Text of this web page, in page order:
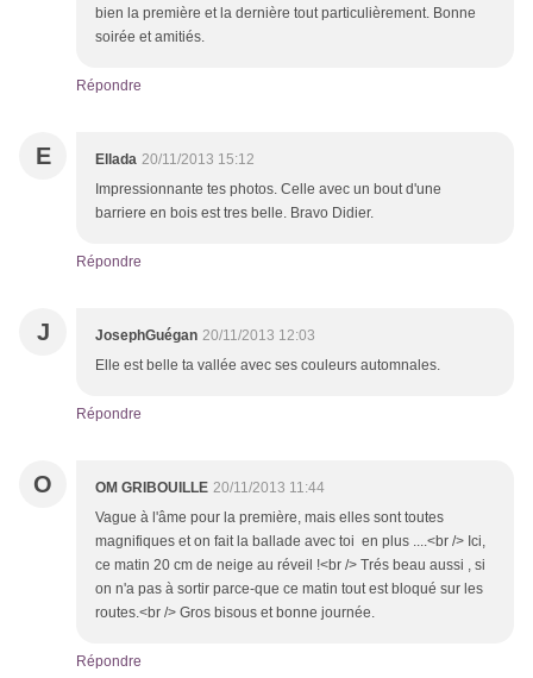
bien la première et la dernière tout particulièrement. Bonne
soirée et amitiés.
Répondre
E Ellada 20/11/2013 15:12
Impressionnante tes photos. Celle avec un bout d'une
barriere en bois est tres belle. Bravo Didier.
Répondre
J JosephGuégan 20/11/2013 12:03
Elle est belle ta vallée avec ses couleurs automnales.
Répondre
O OM GRIBOUILLE 20/11/2013 11:44
Vague à l'âme pour la première, mais elles sont toutes
magnifiques et on fait la ballade avec toi en plus ....<br /> Ici,
ce matin 20 cm de neige au réveil !<br /> Trés beau aussi , si
on n'a pas à sortir parce-que ce matin tout est bloqué sur les
routes.<br /> Gros bisous et bonne journée.
Répondre